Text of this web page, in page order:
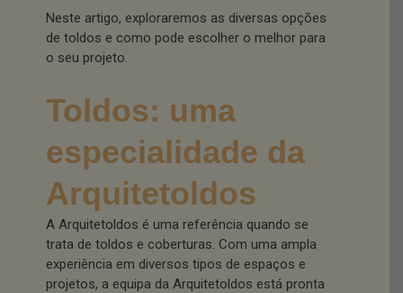
Neste artigo, exploraremos as diversas opções
de toldos e como pode escolher o melhor para
o seu projeto.
Toldos: uma
especialidade da
Arquitetoldos
A Arquitetoldos é uma referência quando se
trata de toldos e coberturas. Com uma ampla
experiência em diversos tipos de espaços e
projetos, a equipa da Arquitetoldos está pronta